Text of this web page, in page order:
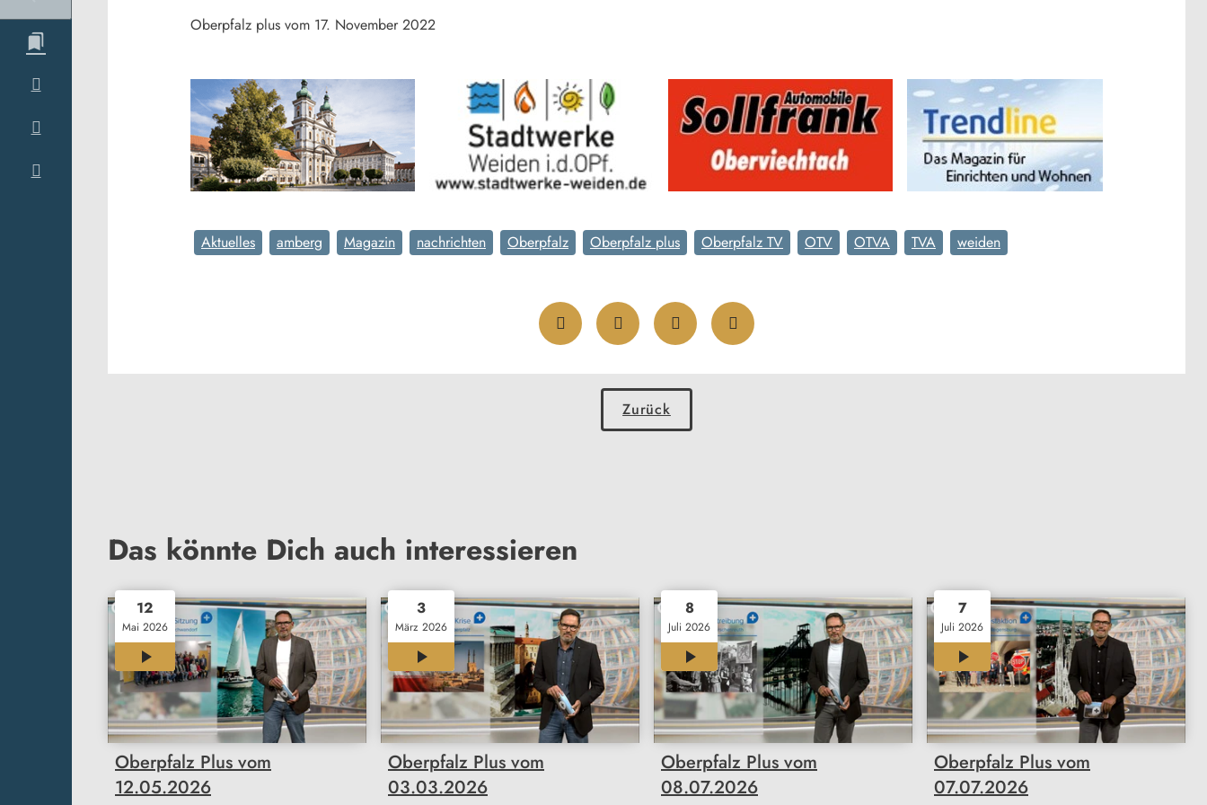
Oberpfalz plus vom 17. November 2022
Aktuelles amberg Magazin nachrichten Oberpfalz Oberpfalz plus Oberpfalz TV OTV OTVA TVA weiden
Zurück
Das könnte Dich auch interessieren
12
Mai 2026
23:51
Oberpfalz Plus vom
12.05.2026
3
März 2026
23:46
Oberpfalz Plus vom
03.03.2026
8
Juli 2026
23:50
Oberpfalz Plus vom
08.07.2026
7
Juli 2026
23:49
Oberpfalz Plus vom
07.07.2026